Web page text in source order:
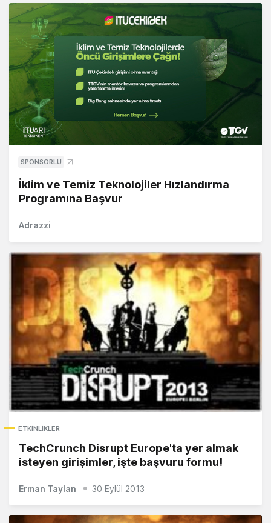
SPONSORLU
İklim ve Temiz Teknolojiler Hızlandırma
Programına Başvur
Adrazzi
ETKINLIKLER
TechCrunch Disrupt Europe'ta yer almak
isteyen girişimler, işte başvuru formu!
Erman Taylan 30 Eylül 2013